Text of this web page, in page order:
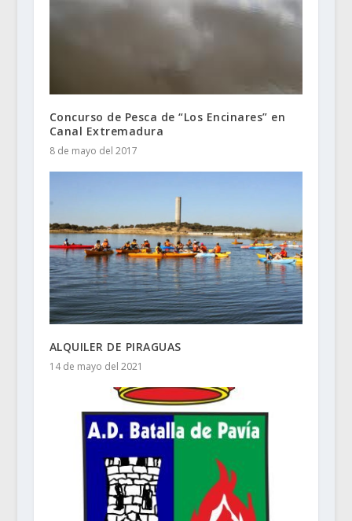
Concurso de Pesca de “Los Encinares” en
Canal Extremadura
8 de mayo del 2017
ALQUILER DE PIRAGUAS
14 de mayo del 2021